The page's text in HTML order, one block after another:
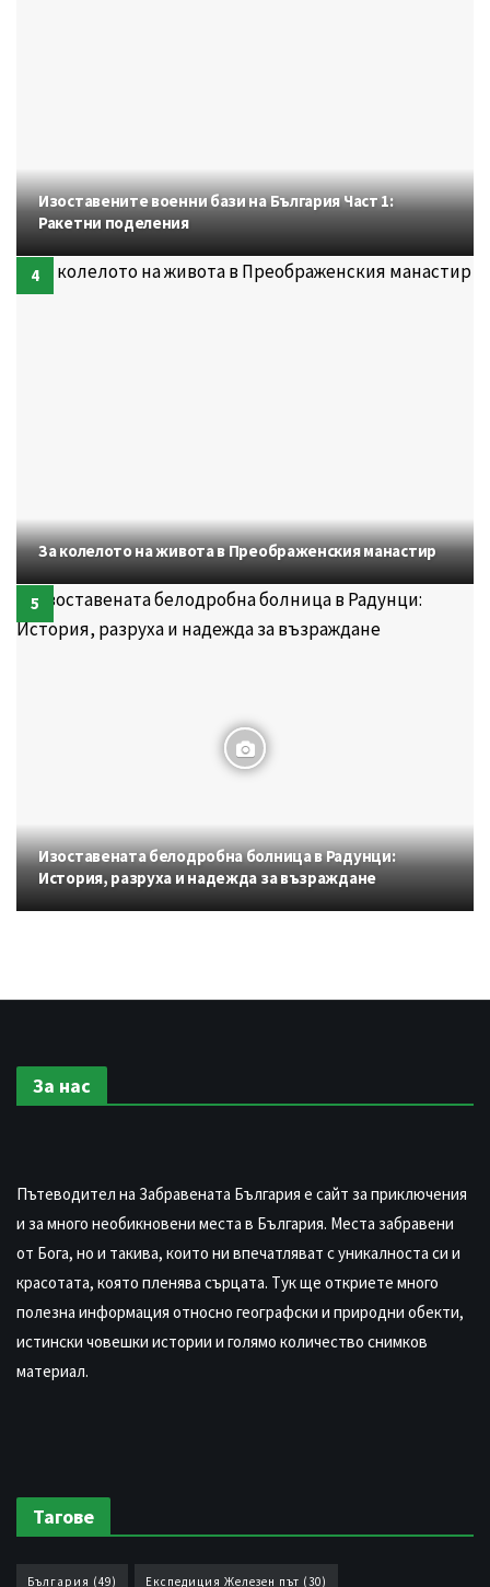
Изоставените военни бази на България Част 1:
Ракетни поделения
За колелото на живота в Преображенския манастир
Изоставената белодробна болница в Радунци:
История, разруха и надежда за възраждане
За нас
Пътеводител на Забравената България е сайт за приключения
и за много необикновени места в България. Места забравени
от Бога, но и такива, които ни впечатляват с уникалноста си и
красотата, която пленява сърцата. Тук ще откриете много
полезна информация относно географски и природни обекти,
истински човешки истории и голямо количество снимков
материал.
Тагове
България (49) Експедиция Железен път (30)